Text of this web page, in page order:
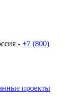
- +7 (800)
проекты